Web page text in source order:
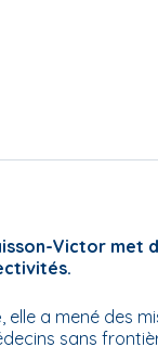
Victor met
, elle a mené des
sans